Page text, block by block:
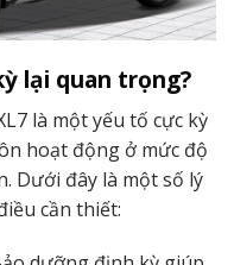
lại quan trọng?
là một yếu tố cực kỳ
hoạt động ở mức độ
Dưới đây là một số lý
cần thiết: